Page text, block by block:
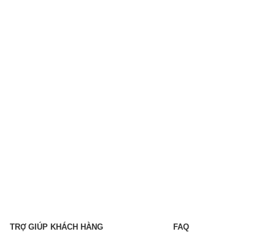
TRỢ GIÚP KHÁCH HÀNG FAQ